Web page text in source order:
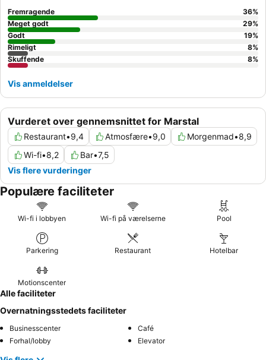
Vurderet over gennemsnittet for Marstal
Restaurant•9,4 Atmosfære•9,0 Morgenmad•8,9
Wi-fi•8,2 Bar•7,5
Vis flere vurderinger
Fremragende 36%
Meget godt
29%
Godt
19%
Rimeligt
8%
Skuffende
8%
Vis anmeldelser
Populære faciliteter
Wi-fi i lobbyen Wi-fi på værelserne Pool
Parkering Restaurant Hotelbar
Motionscenter
Alle faciliteter
Overnatningsstedets faciliteter
Businesscenter
Café
Forhal/lobby
Elevator